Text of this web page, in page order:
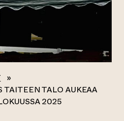
»
TAITEEN TALO AUKEAA
2025